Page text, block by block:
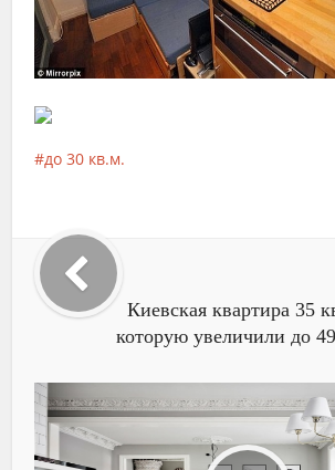
до 30 кв.м.
Киевская квартира 35
которую увеличили до